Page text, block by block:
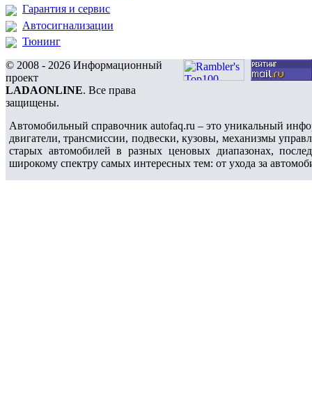
Гарантия и сервис
Автосигнализации
Тюнинг
© 2008 - 2026 Информационный
проект
LADAONLINE. Все права
защищены.
Автомобильный справочник autofaq.ru – это уникальный
двигатели, трансмиссии, подвески, кузовы, механизмы
старых автомобилей в разных ценовых диапазонах,
широкому спектру самых интересных тем: от ухода за